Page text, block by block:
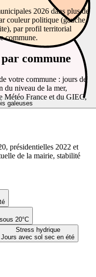
galeuses
20°C
Stress hydrique
Jours avec sol sec en été
2026 dans plus de
couleur politique (gauche,
par profil territorial
commune.
commune
votre commune : jours de
du niveau de la mer,
Météo France et du GIEC,
présidentielles 2022 et
de la mairie, stabilité